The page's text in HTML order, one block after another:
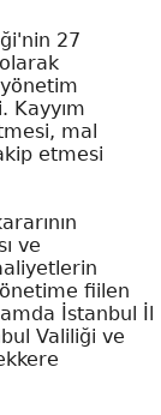
27
Kayyım
mal
etmesi
ve
fiilen
İstanbul İl
Valiliği ve